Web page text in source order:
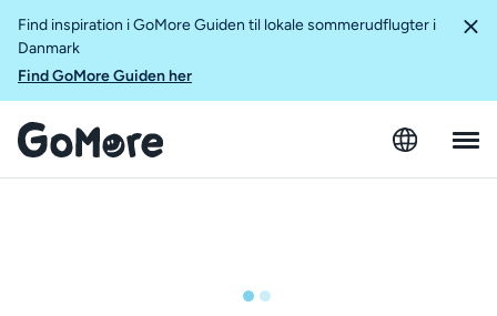
Find inspiration i GoMore Guiden til lokale sommerudflugter i
Danmark
Find GoMore Guiden her